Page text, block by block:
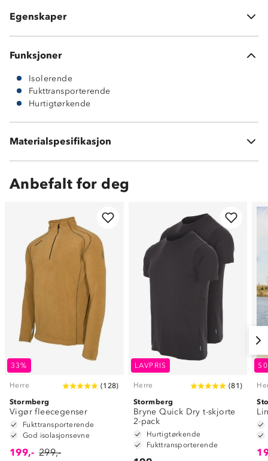
Egenskaper
Antinuppebehandlet
Funksjoner
Isolerende
Fukttransporterende
Hurtigtørkende
Materialspesifikasjon
100 % polyester
Anbefalt for deg
33%
Herre (128)
Stormberg
Vigør fleecegenser
Fukttransporterende
God isolasjonsevne
199,- 299,-
LAVPRIS
Herre (81 )
Stormberg
Bryne Quick Dry t-skjorte
2-pack
Hurtigtørkende
Fukttransporterende